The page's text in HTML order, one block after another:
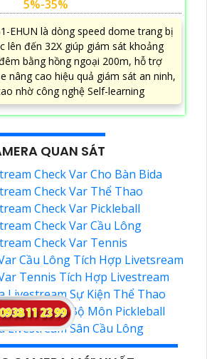
5%-35%
EHUN là dòng speed dome trang bị
lên đến 32X giúp giám sát khoảng
bằng hồng ngoại 200m, hỗ trợ
nâng cao hiệu quả giám sát an ninh,
nhờ công nghệ Self-learning
QUAN SÁT
Check Var Cho Bàn Bida
Check Var Thể Thao
Check Var Pickleball
Check Var Cầu Lông
Check Var Tennis
Cầu Lông Tích Hợp Livetsream
Tennis Tích Hợp Livestream
Livestream Sự Kiện Thể Thao
Livestream Bộ Môn Pickleball
Livestream Sân Cầu Lông